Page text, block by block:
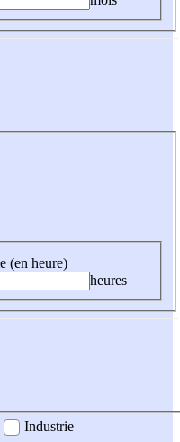
(en heure)
heures
Industrie